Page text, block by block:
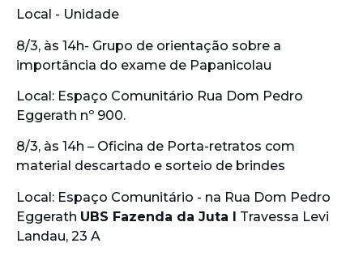
Local - Unidade
8/3, às 14h- Grupo de orientação sobre a
importância do exame de Papanicolau
Local: Espaço Comunitário Rua Dom Pedro
Eggerath nº 900.
8/3, às 14h – Oficina de Porta-retratos com
material descartado e sorteio de brindes
Local: Espaço Comunitário - na Rua Dom Pedro
Eggerath UBS Fazenda da Juta I Travessa Levi
Landau, 23 A